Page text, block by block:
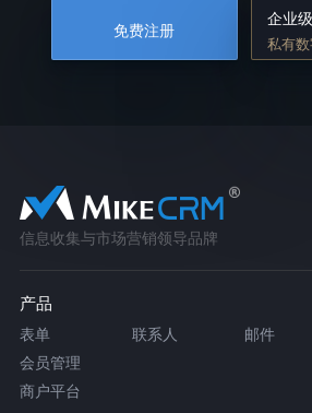
免费注册
企业级
私有
信息收集与市场营销领导品牌
产品
表单 联系人 邮件
会员管理
商户平台